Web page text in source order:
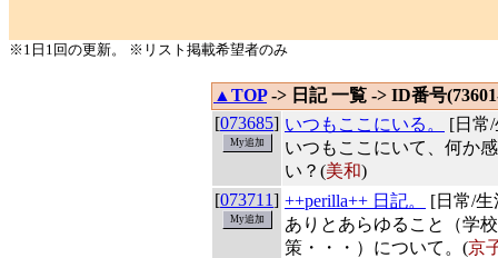
※1日1回の更新。 ※リスト掲載希望者のみ
▲TOP-> 日記 一覧 -> ID番号
[073685] いつもここにいる。
[日常
いつもここにいて、何か
い？(美和)
[073711] ++perilla++ 日記。
[日常/生
ありとあらゆること（学
策・・・）について。(京